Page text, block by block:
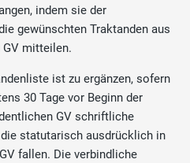
indem sie der
gewünschten Traktanden aus
GV mitteilen.
ist zu ergänzen, sofern
30 Tage vor Beginn der
GV schriftliche
statutarisch ausdrücklich in
fallen. Die verbindliche